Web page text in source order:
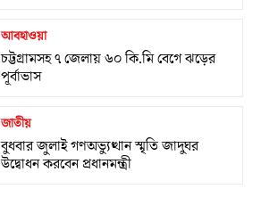
আবহাওয়া
চট্টগ্রামসহ ৭ জেলায় ৬০ কি.মি বেগে ঝড়ের
পূর্বাভাস
জাতীয়
বুধবার জুলাই গণঅভ্যুত্থান স্মৃতি জাদুঘর
উদ্বোধন করবেন প্রধানমন্ত্রী